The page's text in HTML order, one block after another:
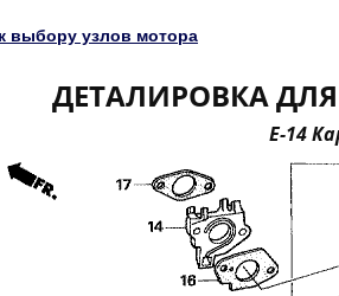
выбору узлов мотора
ДЕТАЛИРОВКА
E-14